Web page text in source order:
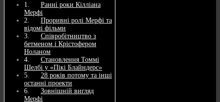
Ранні роки Кілліана
Мерфі
Проривні ролі Мерфі та
відомі фільми
Співробітництво з
бетменом і Крістофером
Ноланом
Становлення Томмі
Шелбі у «Пікі Блайндерс»
28 років потому та інші
останні проекти
Зовнішній вигляд
Мерфі